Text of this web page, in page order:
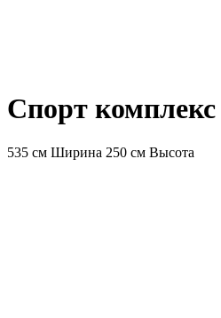
Спорт
535 см Ширина 250 см Высота